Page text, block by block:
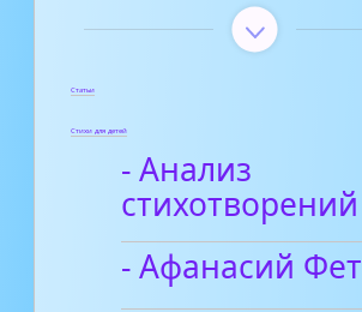
Статьи
Стихи для детей
- Анализ
стихотворений
- Афанасий Фет